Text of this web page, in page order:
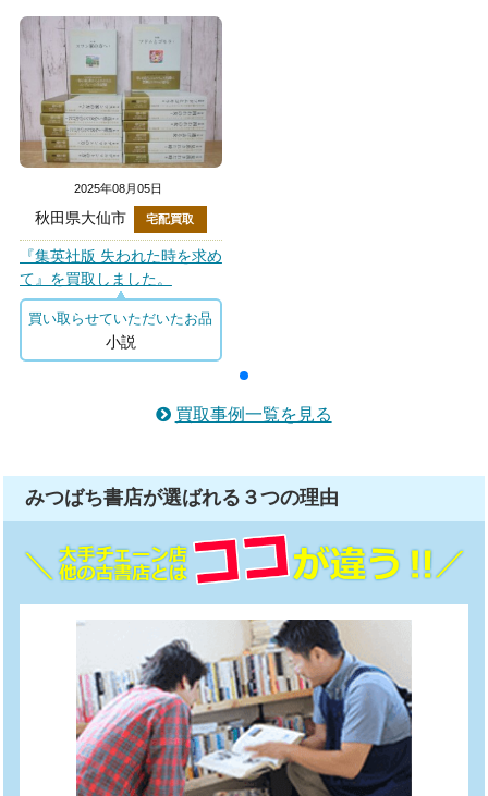
2025年08月05日
秋田県大仙市 宅配買取
『集英社版 失われた時を求め
て』を買取しました。
買い取らせていただいたお品
小説
買取事例一覧を見る
みつばち書店が選ばれる ３つの理由